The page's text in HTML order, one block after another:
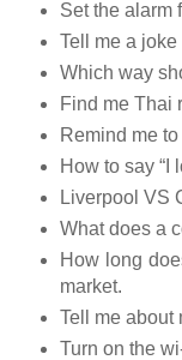
Set the alarm
Tell me a joke
Which way
Find me Thai
Remind me
How to say “I
Liverpool VS
What does a
How long
market.
Tell me about
Turn on the